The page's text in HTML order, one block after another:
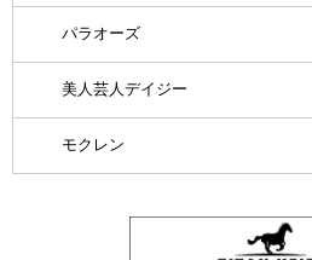
パラオーズ
美人芸人デイジー
モクレン